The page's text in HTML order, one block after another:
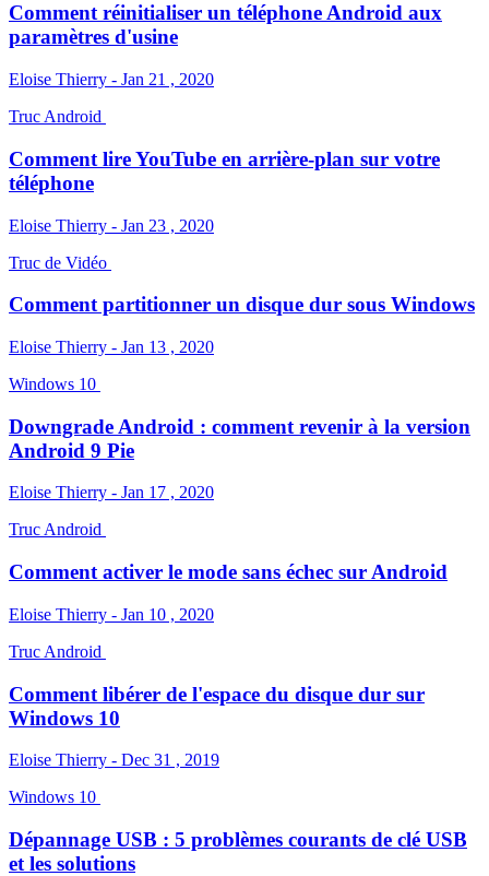
Comment réinitialiser un téléphone Android aux
paramètres d'usine
Eloise Thierry - Jan 21 , 2020
Truc Android
Comment lire YouTube en arrière-plan sur votre
téléphone
Eloise Thierry - Jan 23 , 2020
Truc de Vidéo
Comment partitionner un disque dur sous Windows
Eloise Thierry - Jan 13 , 2020
Windows 10
Downgrade Android : comment revenir à la version
Android 9 Pie
Eloise Thierry - Jan 17 , 2020
Truc Android
Comment activer le mode sans échec sur Android
Eloise Thierry - Jan 10 , 2020
Truc Android
Comment libérer de l'espace du disque dur sur
Windows 10
Eloise Thierry - Dec 31 , 2019
Windows 10
Dépannage USB : 5 problèmes courants de clé USB
et les solutions